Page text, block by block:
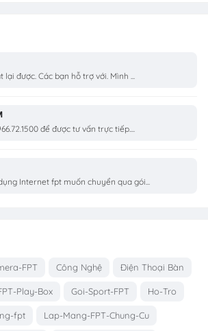
lại được. Các bạn hỗ trợ với. Mình ...
để được tư vấn trực tiếp....
Internet fpt muốn chuyển qua gói...
FPT Công Nghệ Điện Thoại Bàn
Play-Box Goi-Sport-FPT Ho-Tro
fpt Lap-Mang-FPT-Chung-Cu